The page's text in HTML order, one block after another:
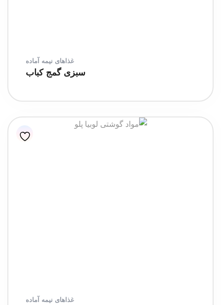
غذاهای نیمه آماده
سبزی گمج کباب
غذاهای نیمه آماده